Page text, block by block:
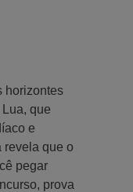
horizontes
que
e
revela que o
pegar
prova